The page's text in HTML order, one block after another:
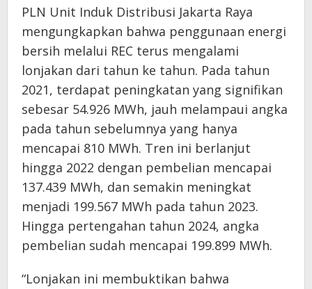
PLN Unit Induk Distribusi Jakarta Raya
mengungkapkan bahwa penggunaan energi
bersih melalui REC terus mengalami
lonjakan dari tahun ke tahun. Pada tahun
2021, terdapat peningkatan yang signifikan
sebesar 54.926 MWh, jauh melampaui angka
pada tahun sebelumnya yang hanya
mencapai 810 MWh. Tren ini berlanjut
hingga 2022 dengan pembelian mencapai
137.439 MWh, dan semakin meningkat
menjadi 199.567 MWh pada tahun 2023.
Hingga pertengahan tahun 2024, angka
pembelian sudah mencapai 199.899 MWh.
“Lonjakan ini membuktikan bahwa